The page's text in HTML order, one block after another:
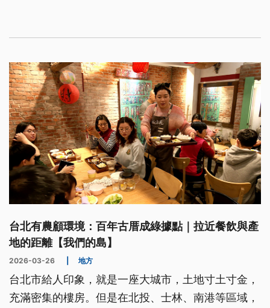
台北有農顧環境：百年古厝成綠據點｜拉近餐飲與產
地的距離【我們的島】
2026-03-26 地方
台北市給人印象，就是一座大城市，土地寸土寸金，
充滿密集的樓房。但是在北投、士林、南港等區域，